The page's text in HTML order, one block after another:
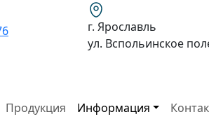
г. Ярославль
ул. Вспольинское
Продукция Информация